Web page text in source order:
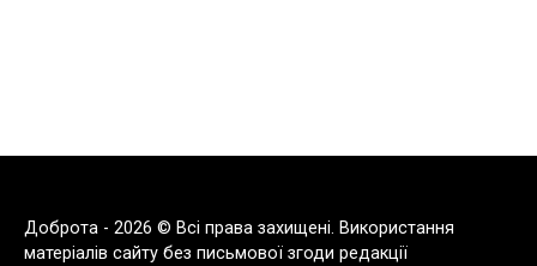
Доброта - 2026 © Всі права захищені. Використання
матеріалів сайту без письмової згоди редакції